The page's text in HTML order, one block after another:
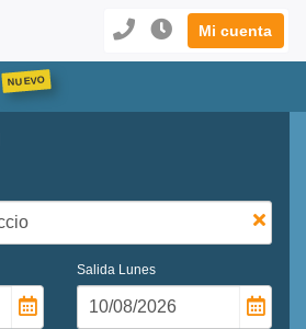
Mi cuenta
Salida Lunes